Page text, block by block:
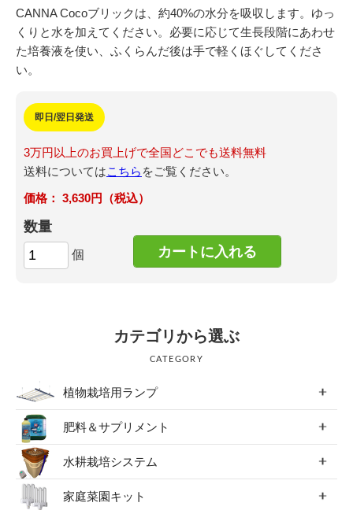
CANNA Cocoブリックは、約40%の水分を吸収します。ゆっ
くりと水を加えてください。必要に応じて生長段階にあわせ
た培養液を使い、ふくらんだ後は手で軽くほぐしてくださ
い。
即日/翌日発送
3万円以上のお買上げで全国どこでも送料無料
送料についてはこちら をご覧ください。
3,630円（税込）
数量
個
カテゴリから選ぶ
CATEGORY
植物栽培用ランプ
肥料＆サプリメント
水耕栽培システム
家庭菜園キット